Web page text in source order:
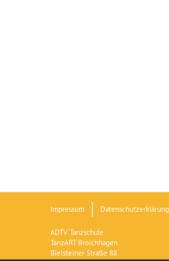
Impressum Datenschutzerklärung
ADTV Tanzschule
TanzART Broichhagen
Bielsteiner Straße 88